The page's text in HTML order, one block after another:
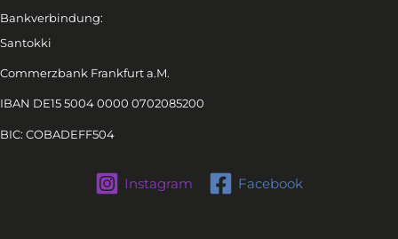
Bankverbindung:
Santokki
Commerzbank Frankfurt a.M.
IBAN DE15 5004 0000 0702085200
BIC: COBADEFF504
Instagram Facebook